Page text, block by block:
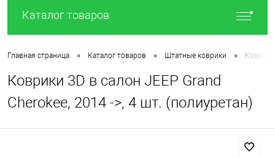
Каталог товаров
Главная страница • Каталог товаров • Штатные коврики •
Коврики 3D в салон JEEP Grand
Cherokee, 2014 ->, 4 шт. (полиуретан)